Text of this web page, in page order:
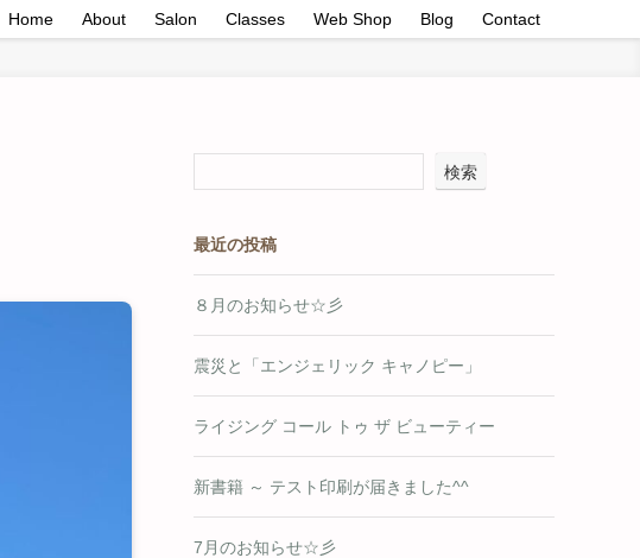
Home About Salon Classes Web Shop Blog Contact
検索
最近の投稿
８月のお知らせ☆彡
震災と「エンジェリック キャノピー」
ライジング コール トゥ ザ ビューティー
新書籍 ～ テスト印刷が届きました^^
7月のお知らせ☆彡